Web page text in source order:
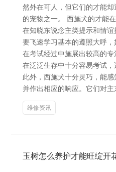
然外在可人，但它们的才能
的宠物之一。 西施犬的才能
在知晓东说念主类提示和情
要飞速学习基本的遵照大呼
在考试经过中施展出较高的
在泛泛生存中十分容易考试，
此外，西施犬十分灵巧，能感
并作出相应的响应。它们对主
维修资讯
玉树怎么养护才能旺绽开